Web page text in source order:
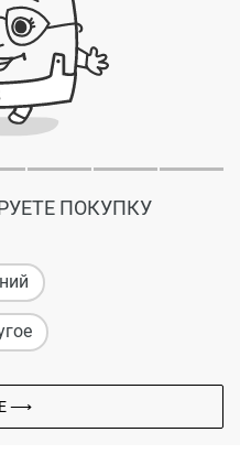
ПОКУПКУ
⟶